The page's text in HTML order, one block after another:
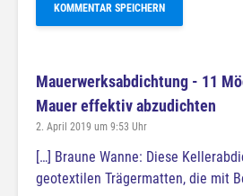
Mauerwerksabdichtung - 11
Mauer effektiv abzudichten
2. April 2019 um 9:53 Uhr
[…] Braune Wanne: Diese
geotextilen Trägermatten, die mit